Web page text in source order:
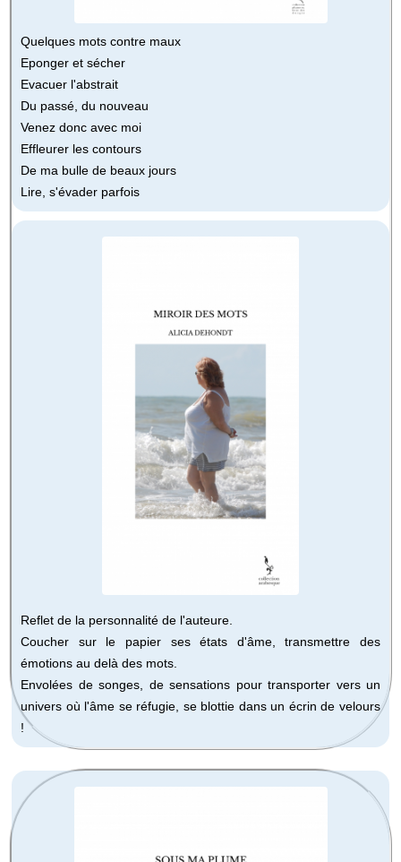
Quelques mots contre maux
Eponger et sécher
Evacuer l'abstrait
Du passé, du nouveau
Venez donc avec moi
Effleurer les contours
De ma bulle de beaux jours
Lire, s'évader parfois
Reflet de la personnalité de l'auteure.
Coucher sur le papier ses états d'âme, transmettre des
émotions au delà des mots.
Envolées de songes, de sensations pour transporter vers un
univers où l'âme se réfugie, se blottie dans un écrin de velours
!